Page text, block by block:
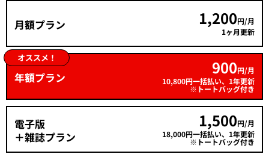
月額プラン 1,200円/月
1ヶ月更新
オススメ！
年額プラン 900円/月
10,800円一括払い、1年更新
※トートバッグ付き
電子版
＋雑誌プラン
1,500円/月
18,000円一括払い、1年更新
※トートバッグ付き